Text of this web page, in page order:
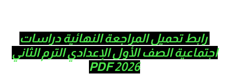
رابط تحميل المراجعة النهائية دراسات
الصف الأول الإعدادي الترم الثاني
2026 PDF